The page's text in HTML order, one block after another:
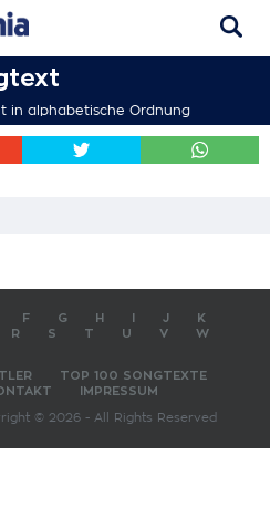
in alphabetische Ordnung
F G H J
K
R S T U V
W
TOP 100 SONGTEXTE
IMPRESSUM
© 2026 - All Rights Reserved